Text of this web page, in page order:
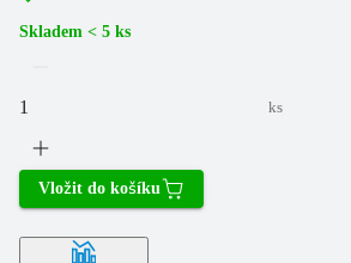
Skladem < 5 ks
ks
Vložit do košíku